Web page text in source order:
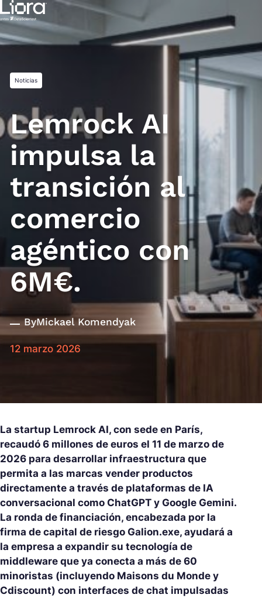
Saltar
al
contenido
Noticias
Lemrock AI
impulsa la
transición al
comercio
agéntico con
6M€.
ByMickael Komendyak
12 marzo 2026
La startup Lemrock AI, con sede en París,
recaudó 6 millones de euros el 11 de marzo de
2026 para desarrollar infraestructura que
permita a las marcas vender productos
directamente a través de plataformas de IA
conversacional como ChatGPT y Google Gemini.
La ronda de financiación, encabezada por la
firma de capital de riesgo Galion.exe, ayudará a
la empresa a expandir su tecnología de
middleware que ya conecta a más de 60
minoristas (incluyendo Maisons du Monde y
Cdiscount) con interfaces de chat impulsadas